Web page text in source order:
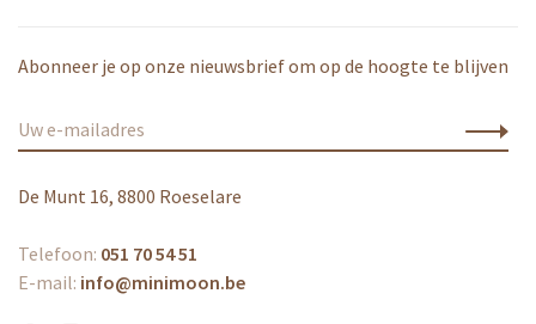
Abonneer je op onze nieuwsbrief om op de hoogte te blijven
De Munt 16, 8800 Roeselare
Telefoon: 051 70 54 51
E-mail: info@minimoon.be